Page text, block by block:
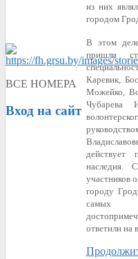
из них
городом
В этом
пришли
Каревик,
Можейко,
Чубарева
действует
наследия.
участников
городу
самых
ответили на
ВСЕ НОМЕРА
Вход на сайт